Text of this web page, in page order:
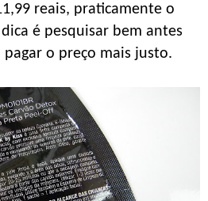
reais, praticamente o
é pesquisar bem antes
o preço mais justo.